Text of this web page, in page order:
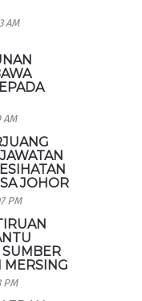
AM
AM
JOHOR
PM
MERSING
PM